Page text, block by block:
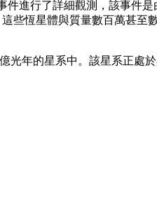
進行了詳細觀測，該事件
些恆星體與質量數百萬甚
年的星系中。該星系正處